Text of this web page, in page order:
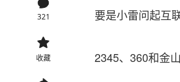
321
收藏
要是小雷问起互
2345、360和金